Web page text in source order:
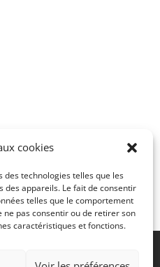
cookies
technologies telles que les
appareils. Le fait de consentir
telles que le comportement
ne pas consentir ou de retirer son
caractéristiques et fonctions.